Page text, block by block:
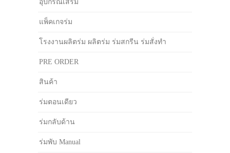
อุปกรณ์เสริม
แพ็คเกจร่ม
โรงงานผลิตร่ม ผลิตร่ม ร่มสกรีน ร่มสั่งทำ
PRE ORDER
สินค้า
ร่มตอนเดียว
ร่มกลับด้าน
ร่มพับ Manual